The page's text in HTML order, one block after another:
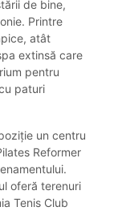
de bine,
Printre
atât
extinsă care
pentru
paturi
un centru
Reformer
oferă terenuri
Tenis Club